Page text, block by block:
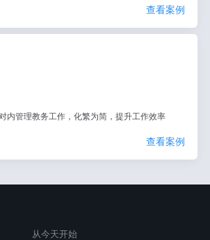
查看案例
内管理教务工作，化繁为简，提升工作效率
查看案例
从今天开始